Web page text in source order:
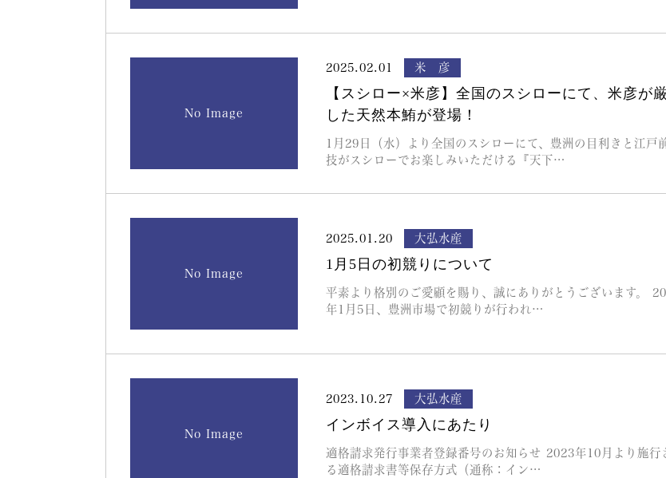
No Image
2025.02.01 米 彦
【スシロー×米彦】全国のスシローにて、米彦が
した天然本鮪が登場！
1月29日（水）より全国のスシローにて、豊洲の目利きと江戸
技がスシローでお楽しみいただける『天下…
No Image
2025.01.20 大弘水産
1月5日の初競りについて
平素より格別のご愛顧を賜り、誠にありがとうございます。
年1月5日、豊洲市場で初競りが行われ…
No Image
2023.10.27 大弘水産
インボイス導入にあたり
適格請求発行事業者登録番号のお知らせ 2023年10月より施行
る適格請求書等保存方式（通称：イン…